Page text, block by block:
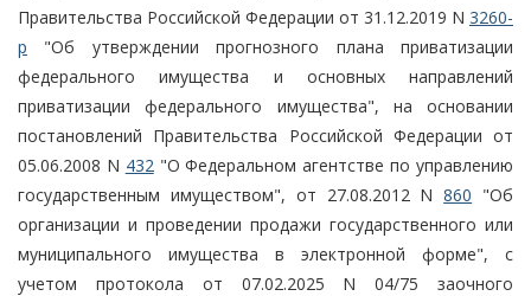
Правительства Российской Федерации от 31.12.2019 N 3260-
р "Об утверждении прогнозного плана приватизации
федерального имущества и основных направлений
приватизации федерального имущества", на основании
постановлений Правительства Российской Федерации от
05.06.2008 N 432 "О Федеральном агентстве по управлению
государственным имуществом", от 27.08.2012 N860 "Об
организации и проведении продажи государственного или
муниципального имущества в электронной форме", с
учетом протокола от 07.02.2025 N 04/75 заочного